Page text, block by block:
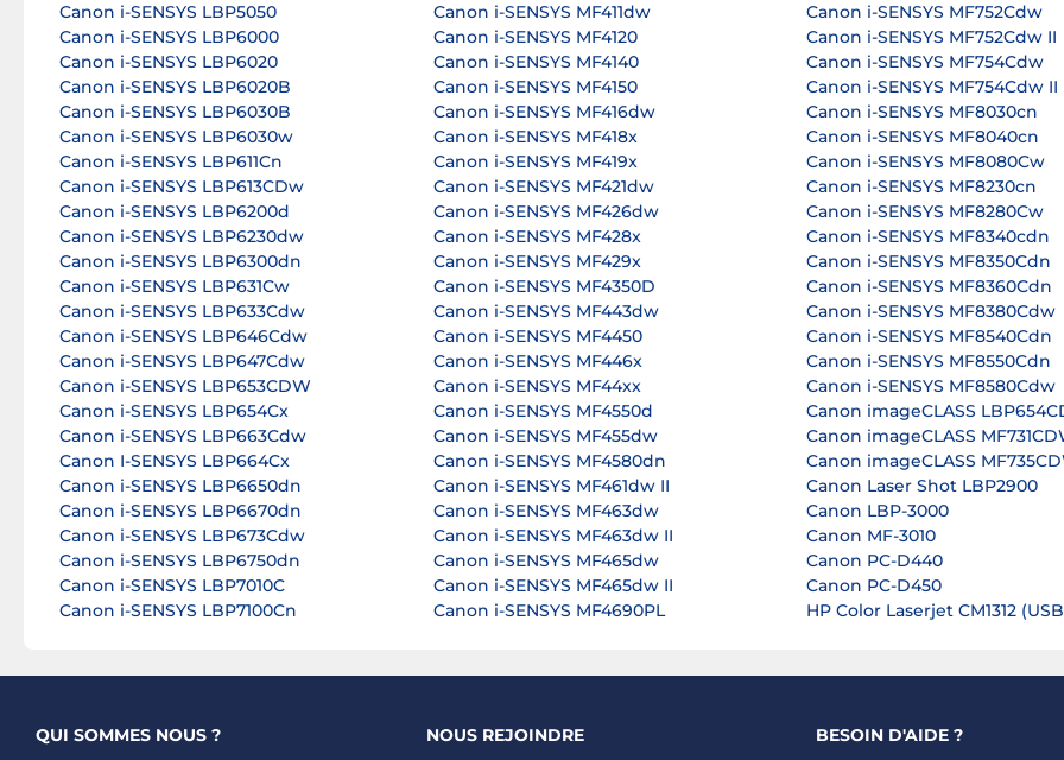
Canon i-SENSYS LBP5050
Canon i-SENSYS LBP6000
Canon i-SENSYS LBP6020
Canon i-SENSYS LBP6020B
Canon i-SENSYS LBP6030B
Canon i-SENSYS LBP6030w
Canon i-SENSYS LBP611Cn
Canon i-SENSYS LBP613CDw
Canon i-SENSYS LBP6200d
Canon i-SENSYS LBP6230dw
Canon i-SENSYS LBP6300dn
Canon i-SENSYS LBP631Cw
Canon i-SENSYS LBP633Cdw
Canon i-SENSYS LBP646Cdw
Canon i-SENSYS LBP647Cdw
Canon i-SENSYS LBP653CDW
Canon i-SENSYS LBP654Cx
Canon i-SENSYS LBP663Cdw
Canon I-SENSYS LBP664Cx
Canon i-SENSYS LBP6650dn
Canon i-SENSYS LBP6670dn
Canon i-SENSYS LBP673Cdw
Canon i-SENSYS LBP6750dn
Canon i-SENSYS LBP7010C
Canon i-SENSYS LBP7100Cn
Canon i-SENSYS MF411dw
Canon i-SENSYS MF4120
Canon i-SENSYS MF4140
Canon i-SENSYS MF4150
Canon i-SENSYS MF416dw
Canon i-SENSYS MF418x
Canon i-SENSYS MF419x
Canon i-SENSYS MF421dw
Canon i-SENSYS MF426dw
Canon i-SENSYS MF428x
Canon i-SENSYS MF429x
Canon i-SENSYS MF4350D
Canon i-SENSYS MF443dw
Canon i-SENSYS MF4450
Canon i-SENSYS MF446x
Canon i-SENSYS MF44xx
Canon i-SENSYS MF4550d
Canon i-SENSYS MF455dw
Canon i-SENSYS MF4580dn
Canon i-SENSYS MF461dw II
Canon i-SENSYS MF463dw
Canon i-SENSYS MF463dw II
Canon i-SENSYS MF465dw
Canon i-SENSYS MF465dw II
Canon i-SENSYS MF4690PL
Canon i-SENSYS MF752Cdw
Canon i-SENSYS MF752Cdw II
Canon i-SENSYS MF754Cdw
Canon i-SENSYS MF754Cdw II
Canon i-SENSYS MF8030cn
Canon i-SENSYS MF8040cn
Canon i-SENSYS MF8080Cw
Canon i-SENSYS MF8230cn
Canon i-SENSYS MF8280Cw
Canon i-SENSYS MF8340cdn
Canon i-SENSYS MF8350Cdn
Canon i-SENSYS MF8360Cdn
Canon i-SENSYS MF8380Cdw
Canon i-SENSYS MF8540Cdn
Canon i-SENSYS MF8550Cdn
Canon i-SENSYS MF8580Cdw
Canon imageCLASS
Canon imageCLASS
Canon imageCLASS
Canon Laser Shot LBP2900
Canon LBP-3000
Canon MF-3010
Canon PC-D440
Canon PC-D450
HP Color Laserjet CM1312
QUI SOMMES NOUS ? NOUS REJOINDRE BESOIN D'AIDE ?